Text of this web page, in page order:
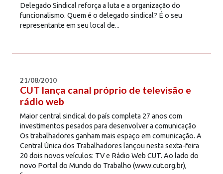
Delegado Sindical reforça a luta e a organização do
funcionalismo. Quem é o delegado sindical? É o seu
representante em seu local de...
21/08/2010
CUT lança canal próprio de televisão e
rádio web
Maior central sindical do país completa 27 anos com
investimentos pesados para desenvolver a comunicação
Os trabalhadores ganham mais espaço em comunicação. A
Central Única dos Trabalhadores lançou nesta sexta-feira
20 dois novos veículos: TV e Rádio Web CUT. Ao lado do
novo Portal do Mundo do Trabalho (www.cut.org.br),